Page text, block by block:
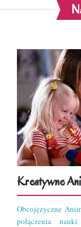
Kreatywne
Obcojęzyczne
połączenia